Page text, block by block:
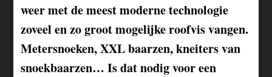
weer met de meest moderne technologie
zoveel en zo groot mogelijke roofvis vangen.
Metersnoeken, XXL baarzen, kneiters van
snoekbaarzen… Is dat nodig voor een